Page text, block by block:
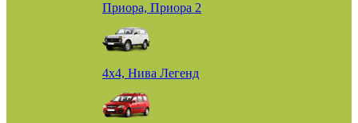
Приора, Приора 2
4х4, Нива Легенд